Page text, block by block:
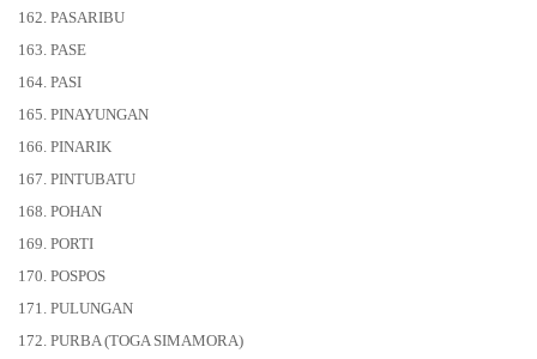
162. PASARIBU
163. PASE
164. PASI
165. PINAYUNGAN
166. PINARIK
167. PINTUBATU
168. POHAN
169. PORTI
170. POSPOS
171. PULUNGAN
172. PURBA (TOGA SIMAMORA)